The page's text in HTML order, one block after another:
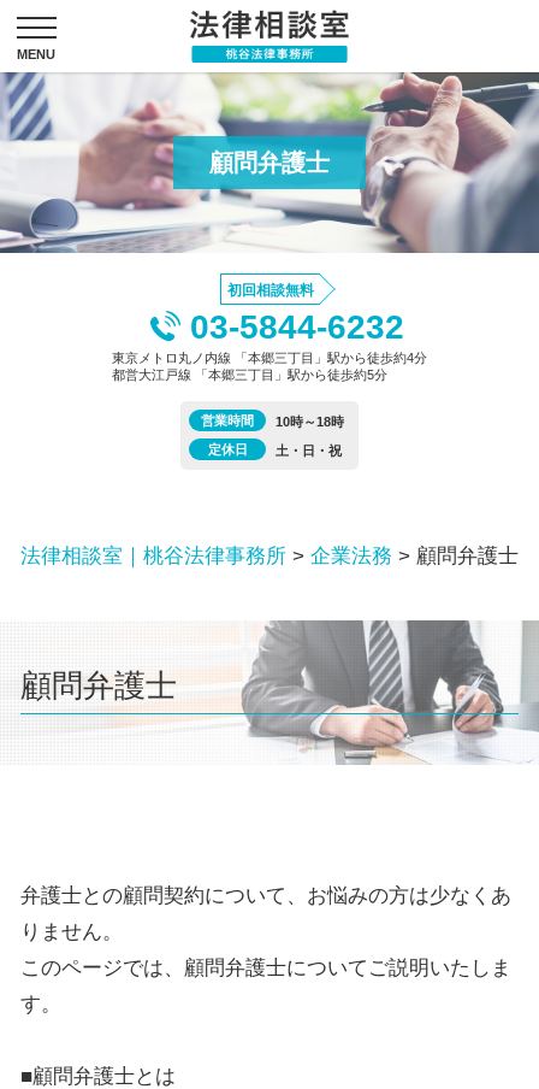
顧問弁護士
初回相談無料
03-5844-6232
東京メトロ丸ノ内線 「本郷三丁目」駅から徒歩約4分
都営大江戸線 「本郷三丁目」駅から徒歩約5分
営業時間
10時～18時
定休日
土・日・祝
法律相談室｜桃谷法律事務所 > 企業法務 > 顧問弁護士
顧問弁護士
弁護士との顧問契約について、お悩みの方は少なくあ
りません。
このページでは、顧問弁護士についてご説明いたしま
す。
■顧問弁護士とは